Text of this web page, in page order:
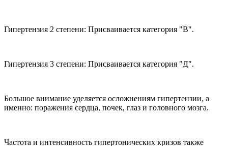
Гипертензия 2 степени: Присваивается категория "В".
Гипертензия 3 степени: Присваивается категория "Д".
Большое внимание уделяется осложнениям гипертензии, а
именно: поражения сердца, почек, глаз и головного мозга.
Частота и интенсивность гипертонических кризов также